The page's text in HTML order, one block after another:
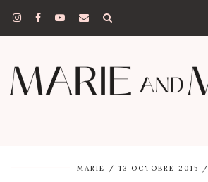
MARIE 13 OCTOBRE 2015